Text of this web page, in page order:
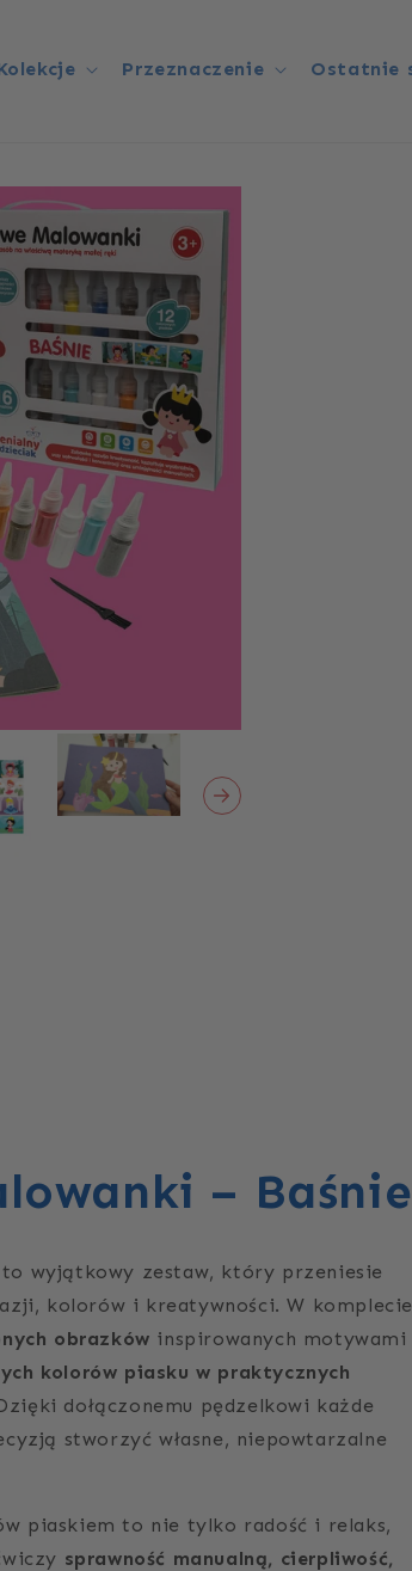
Przeznaczenie Ostatnie
– Baśnie
to wyjątkowy zestaw, który przeniesie
kolorów i kreatywności. W komplecie
obrazków inspirowanych motywami
kolorów piasku w praktycznych
dołączonemu pędzelkowi każde
stworzyć własne, niepowtarzalne
piaskiem to nie tylko radość i relaks,
sprawność manualną, cierpliwość,